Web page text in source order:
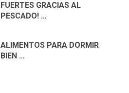
FUERTES GRACIAS AL
PESCADO! …
ALIMENTOS PARA DORMIR
BIEN …